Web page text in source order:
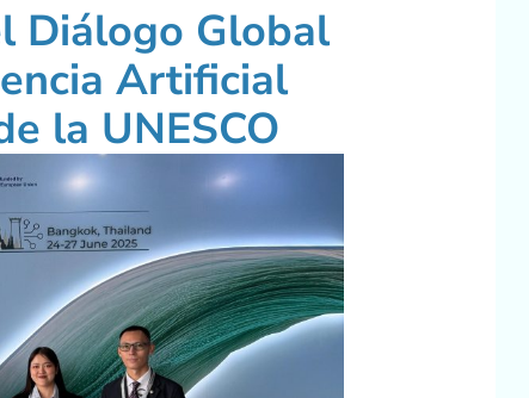
Diálogo Global
Artificial
la UNESCO